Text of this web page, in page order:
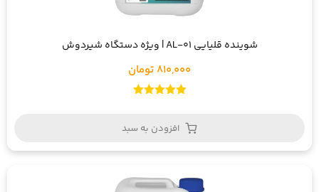
شوینده قلیایی AL-01 | ویژه دستگاه شیردوش
810,000 تومان
افزودن به سبد